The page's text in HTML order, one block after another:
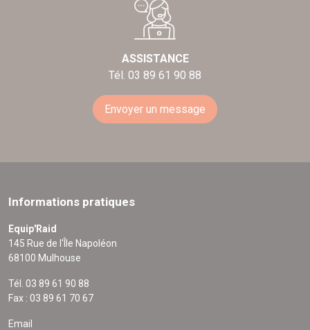
ASSISTANCE
Tél. 03 89 61 90 88
Envoyer un message
Informations pratiques
Equip'Raid
145 Rue de l'Île Napoléon
68100 Mulhouse
Tél. 03 89 61 90 88
Fax : 03 89 61 70 67
Email